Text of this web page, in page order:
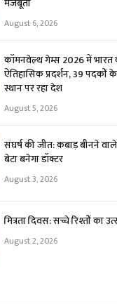
August 6, 2026
कॉमनवेल्थ गेम्स 2026 में भारत
ऐतिहासिक प्रदर्शन, 39 पदकों
स्थान पर रहा देश
August 5, 2026
संघर्ष की जीत: कबाड़ बीनने
बेटा बनेगा डॉक्टर
August 3, 2026
मित्रता दिवस: सच्चे रिश्तों का
August 2, 2026